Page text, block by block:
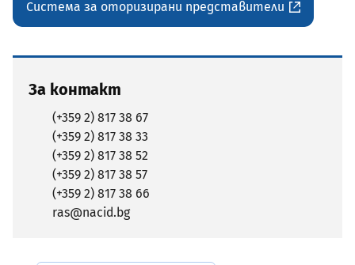
Система за оторизирани представители
За контакт
(+359 2) 817 38 67
(+359 2) 817 38 33
(+359 2) 817 38 52
(+359 2) 817 38 57
(+359 2) 817 38 66
ras@nacid.bg